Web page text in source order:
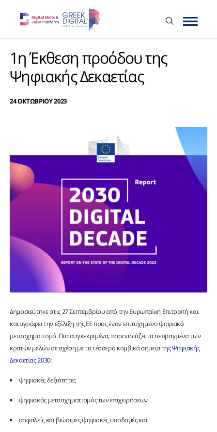
1η Έκθεση προόδου της
Ψηφιακής Δεκαετίας
24 ΟΚΤΩΒΡΙΟΥ 2023
Δημοσιεύτηκε στις 27 Σεπτεμβρίου από την Ευρωπαϊκή Επιτροπή και
καταγράφει την εξέλιξη της ΕΕ προς έναν επιτυχημένο ψηφιακό
μετασχηματισμό. Πιο συγκεκριμένα, παρουσιάζει τα πεπραγμένα των
κρατών μελών σε σχέση με τα τέσσερα κομβικά σημεία τηςΨηφιακής
Δεκαετίας 2030:
ψηφιακές δεξιότητες
ψηφιακός μετασχηματισμός των επιχειρήσεων
ασφαλείς και βιώσιμες ψηφιακές υποδομές και